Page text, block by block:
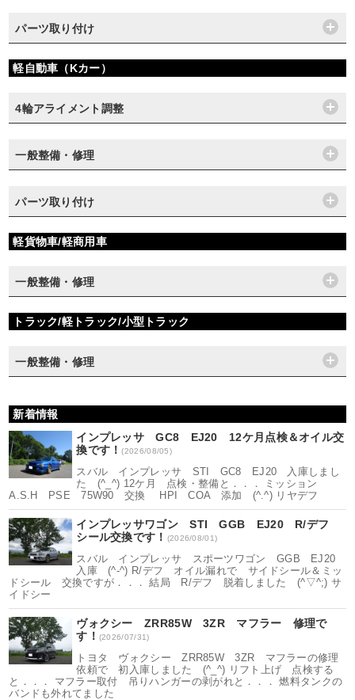
パーツ取り付け
軽自動車（Kカー）
4輪アライメント調整
一般整備・修理
パーツ取り付け
軽貨物車/軽商用車
一般整備・修理
トラック/軽トラック/小型トラック
一般整備・修理
新着情報
インプレッサ GC8 EJ20 12ケ月点検＆オイル交
換です！(2026/08/05)
スバル インプレッサ STI GC8 EJ20 入庫しまし
た (^_^) 12ケ月 点検・整備と．．． ミッション
A.S.H PSE 75W90 交換 HPI COA 添加 (^.^) リヤデフ
インプレッサワゴン STI GGB EJ20 R/デフ
シール交換です！ (2026/08/01)
スバル インプレッサ スポーツワゴン GGB EJ20
入庫 (^-^) R/デフ オイル漏れで サイドシール＆ミッ
ドシール 交換ですが．．． 結局 R/デフ 脱着しました (^▽^;) サ
イドシー
ヴォクシー ZRR85W 3ZR マフラー 修理で
す！ (2026/07/31)
トヨタ ヴォクシー ZRR85W 3ZR マフラーの修理
依頼で 初入庫しました (^_^) リフト上げ 点検する
と．．． マフラー取付 吊りハンガーの剥がれと．．． 燃料タンクの
バンドも外れてました